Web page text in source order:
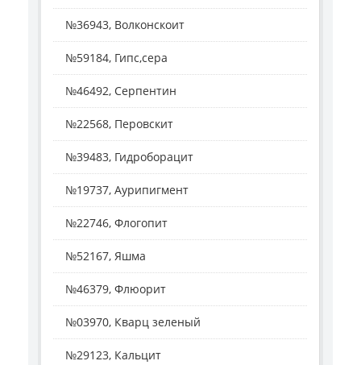
№36943, Волконскоит
№59184, Гипс,сера
№46492, Серпентин
№22568, Перовскит
№39483, Гидроборацит
№19737, Аурипигмент
№22746, Флогопит
№52167, Яшма
№46379, Флюорит
№03970, Кварц зеленый
№29123, Кальцит